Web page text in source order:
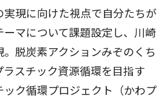
現に向けた視点で自分たちが
マについて課題設定し、川崎
脱炭素アクションみぞのくち
スチック資源循環を目指す
ック循環プロジェクト（かわプ